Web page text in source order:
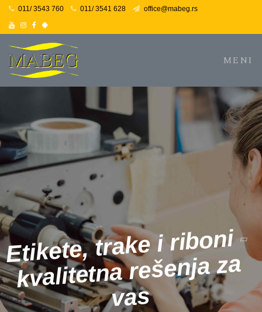
011/ 3543 760 011/ 3541 628 office@mabeg.rs
YoutubeInstagram
Facebook
Facebook
MENI
Etikete, trake i riboni-
kvalitetna rešenja za
vas